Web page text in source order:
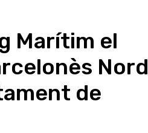
Marítim el
Nord
de